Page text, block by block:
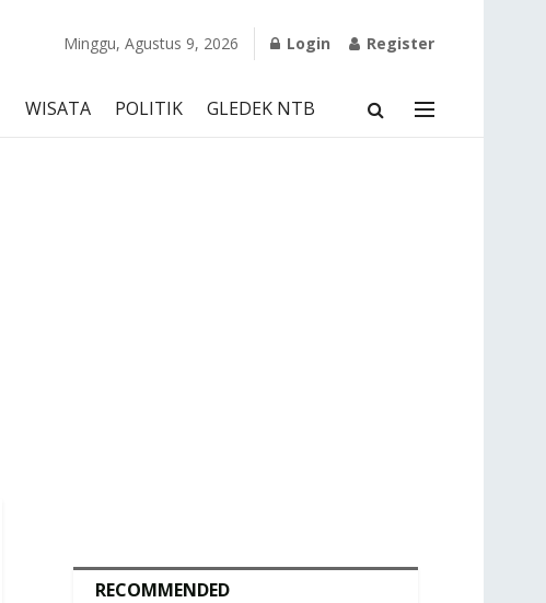
Minggu, Agustus 9, 2026 Login Register
WISATA POLITIK GLEDEK NTB
RECOMMENDED